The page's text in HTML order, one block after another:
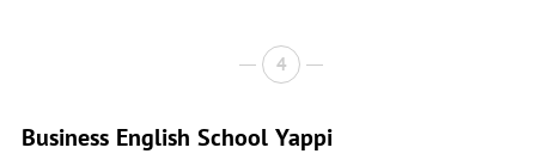
4
Business English School Yappi